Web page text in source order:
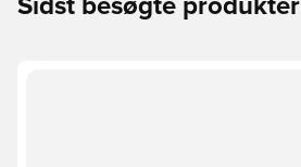
Sidst besøgte produkter